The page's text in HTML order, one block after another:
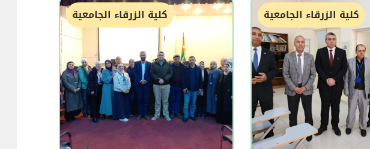
كلية الزرقاء الجامعية كلية الزرقاء الجامعية